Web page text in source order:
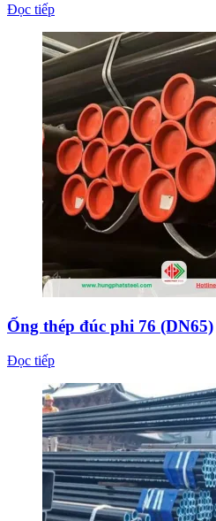
Đọc tiếp
Ống thép đúc phi 76 (DN65)
Đọc tiếp